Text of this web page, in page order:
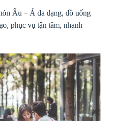
Âu – Á đa dạng, đồ uống
phục vụ tận tâm, nhanh